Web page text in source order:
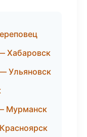
Хабаровск
Ульяновск
Мурманск